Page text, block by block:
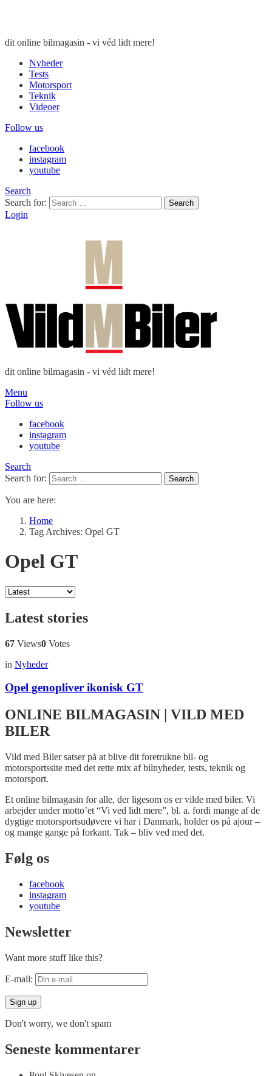
dit online bilmagasin - vi véd lidt mere!
Nyheder
Tests
Motorsport
Teknik
Videoer
Follow us
facebook
instagram
youtube
Search
Search for:
Search
Login
dit online bilmagasin - vi véd lidt mere!
Menu
Follow us
facebook
instagram
youtube
Search
Search for:
Search
You are here:
Home
Tag Archives: Opel GT
Opel GT
Latest stories
67 Views0 Votes
in Nyheder
Opel genopliver ikonisk GT
ONLINE BILMAGASIN | VILD MED
BILER
Vild med Biler satser på at blive dit foretrukne bil- og
motorsportssite med det rette mix af bilnyheder, tests, teknik og
motorsport.
Et online bilmagasin for alle, der ligesom os er vilde med biler. Vi
arbejder under motto’et “Vi ved lidt mere”, bl. a. fordi mange af de
dygtige motorsportsudøvere vi har i Danmark, holder os på ajour –
og mange gange på forkant. Tak – bliv ved med det.
Følg os
facebook
instagram
youtube
Newsletter
Want more stuff like this?
E-mail:
Don't worry, we don't spam
Seneste kommentarer